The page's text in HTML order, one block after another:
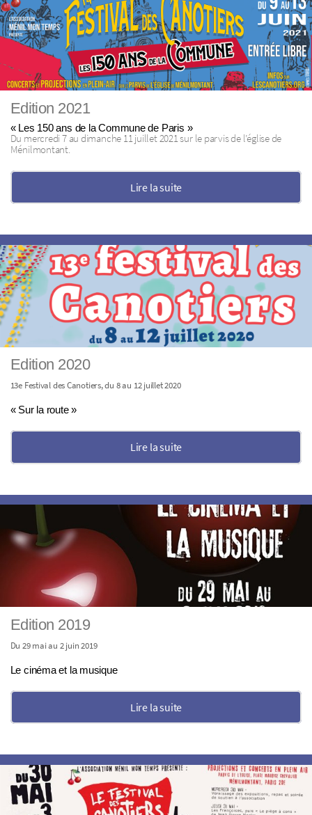
Edition 2021
« Les 150 ans de la Commune de Paris »
Du mercredi 7 au dimanche 11 juillet 2021 sur le parvis de l’église de
Ménilmontant.
Lire la suite
Edition 2020
13e Festival des Canotiers, du 8 au 12 juillet 2020
« Sur la route »
Lire la suite
Edition 2019
Du 29 mai au 2 juin 2019
Le cinéma et la musique
Lire la suite